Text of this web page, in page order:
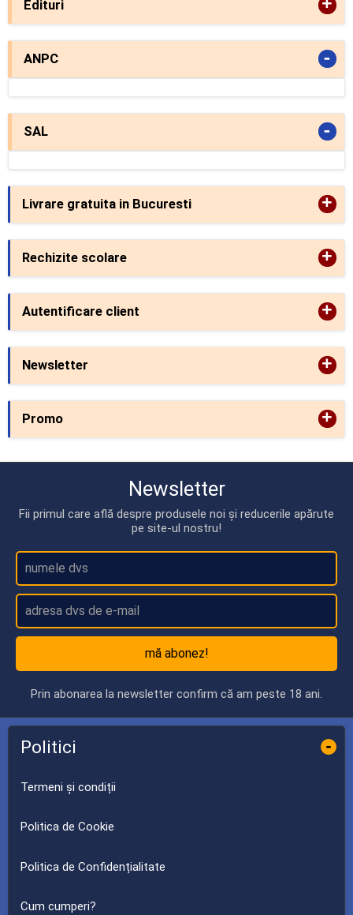
Edituri +
ANPC -
SAL -
Livrare gratuita in Bucuresti +
Rechizite scolare +
Autentificare client +
Newsletter +
Promo +
Newsletter
Fii primul care află despre produsele noi și reducerile apărute
pe site-ul nostru!
mă abonez!
Prin abonarea la newsletter confirm că am peste 18 ani.
Politici -
Termeni și condiții
Politica de Cookie
Politica de Confidențialitate
Cum cumperi?